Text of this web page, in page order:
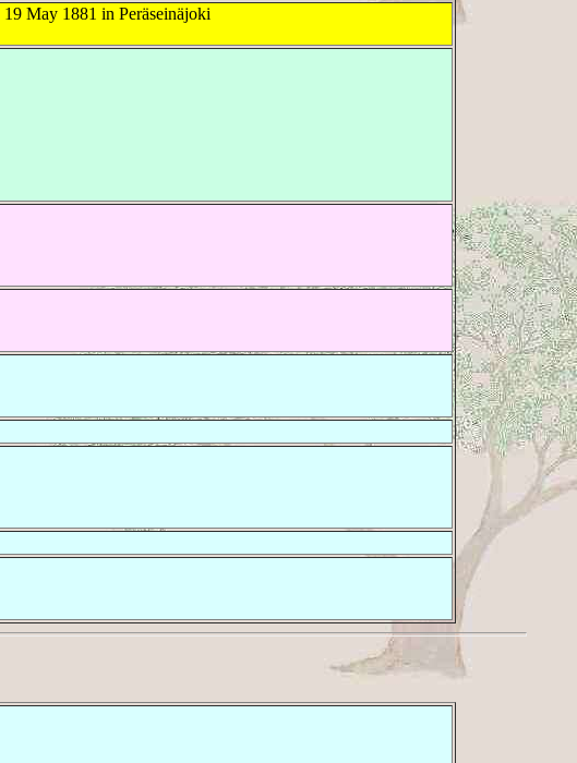
19 May 1881 in Peräseinäjoki